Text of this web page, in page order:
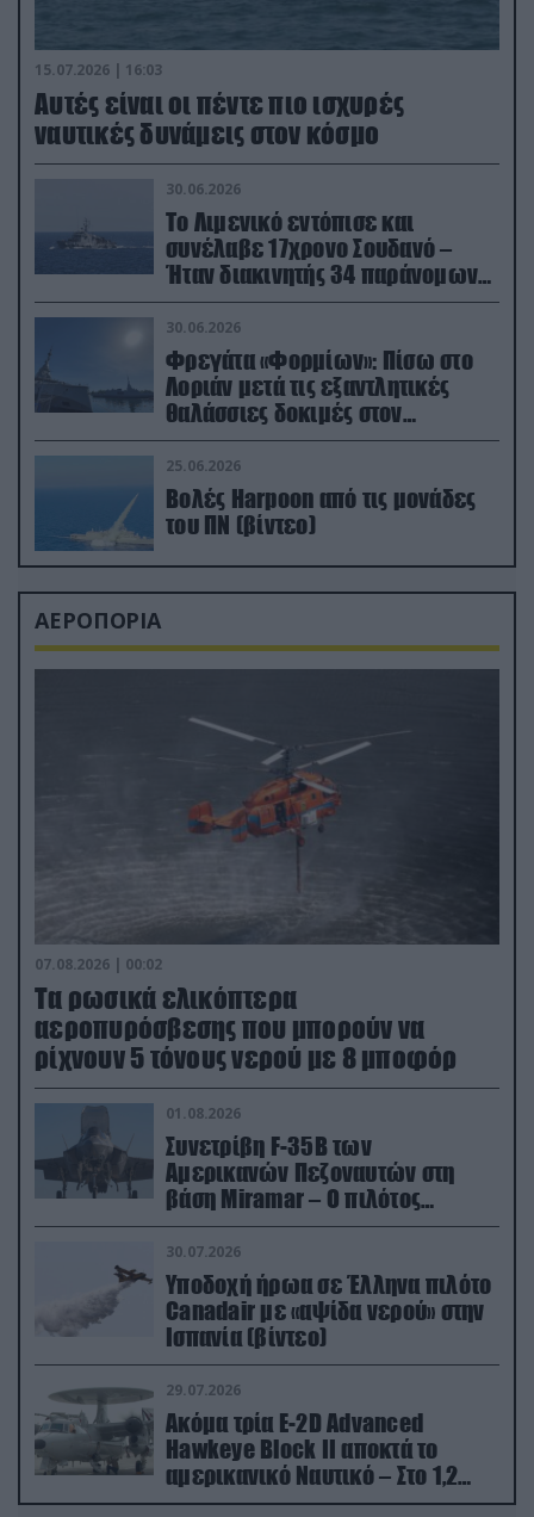
15.07.2026 | 16:03
Aυτές είναι οι πέντε πιο ισχυρές
ναυτικές δυνάμεις στον κόσμο
30.06.2026
Το Λιμενικό εντόπισε και
συνέλαβε 17χρονο Σουδανό –
Ήταν διακινητής 34 παράνομων
μεταναστών
30.06.2026
Φρεγάτα «Φορμίων»: Πίσω στο
Λοριάν μετά τις εξαντλητικές
θαλάσσιες δοκιμές στον
απαιτητικό Βισκαϊκό
25.06.2026
Βολές Harpoon από τις μονάδες
του ΠΝ (βίντεο)
ΑΕΡΟΠΟΡΙΑ
07.08.2026 | 00:02
Τα ρωσικά ελικόπτερα
αεροπυρόσβεσης που μπορούν να
ρίχνουν 5 τόνους νερού με 8 μποφόρ
01.08.2026
Συνετρίβη F-35B των
Αμερικανών Πεζοναυτών στη
βάση Miramar – Ο πιλότος
εκτινάχθηκε εγκαίρως
30.07.2026
Υποδοχή ήρωα σε Έλληνα πιλότο
Canadair με «αψίδα νερού» στην
Ισπανία (βίντεο)
29.07.2026
Ακόμα τρία E-2D Advanced
Hawkeye Block II αποκτά το
αμερικανικό Ναυτικό – Στο 1,2
δισ.δολάρια το κόστος